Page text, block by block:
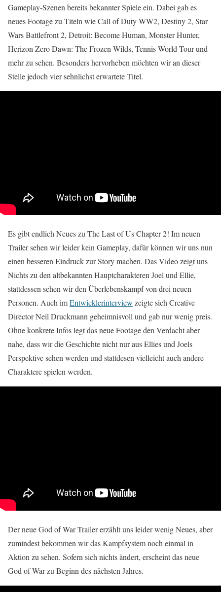
Gameplay-Szenen bereits bekannter Spiele ein. Dabei gab es
neues Footage zu Titeln wie Call of Duty WW2, Destiny 2, Star
Wars Battlefront 2, Detroit: Become Human, Monster Hunter,
Herizon Zero Dawn: The Frozen Wilds, Tennis World Tour und
mehr zu sehen. Besonders hervorheben möchten wir an dieser
Stelle jedoch vier sehnlichst erwartete Titel.
Es gibt endlich Neues zu The Last of Us Chapter 2! Im neuen
Trailer sehen wir leider kein Gameplay, dafür können wir uns nun
einen besseren Eindruck zur Story machen. Das Video zeigt uns
Nichts zu den altbekannten Hauptcharakteren Joel und Ellie,
stattdessen sehen wir den Überlebenskampf von drei neuen
Personen. Auch imEntwicklerinterview zeigte sich Creative
Director Neil Druckmann geheimnisvoll und gab nur wenig preis.
Ohne konkrete Infos legt das neue Footage den Verdacht aber
nahe, dass wir die Geschichte nicht nur aus Ellies und Joels
Perspektive sehen werden und stattdesen vielleicht auch andere
Charaktere spielen werden.
Der neue God of War Trailer erzählt uns leider wenig Neues, aber
zumindest bekommen wir das Kampfsystem noch einmal in
Aktion zu sehen. Sofern sich nichts ändert, erscheint das neue
God of War zu Beginn des nächsten Jahres.